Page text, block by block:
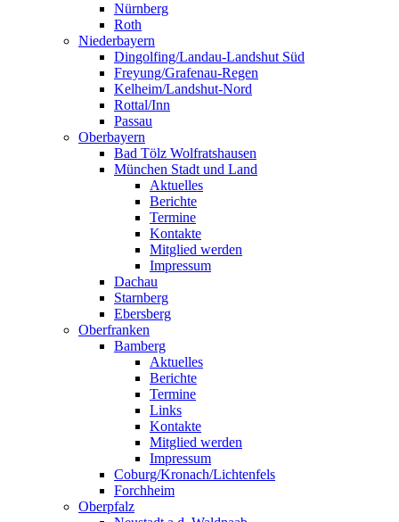
Nürnberg
Roth
Niederbayern
Dingolfing/Landau-Landshut Süd
Freyung/Grafenau-Regen
Kelheim/Landshut-Nord
Rottal/Inn
Passau
Oberbayern
Bad Tölz Wolfratshausen
München Stadt und Land
Aktuelles
Berichte
Termine
Kontakte
Mitglied werden
Impressum
Dachau
Starnberg
Ebersberg
Oberfranken
Bamberg
Aktuelles
Berichte
Termine
Links
Kontakte
Mitglied werden
Impressum
Coburg/Kronach/Lichtenfels
Forchheim
Oberpfalz